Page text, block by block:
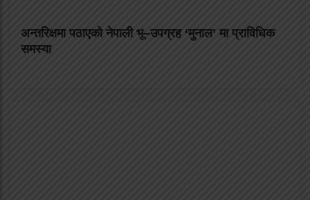
अन्तरिक्षमा पठाएको नेपाली भू–उपग्रह ‘मुनाल’ मा प्राविधिक
समस्या